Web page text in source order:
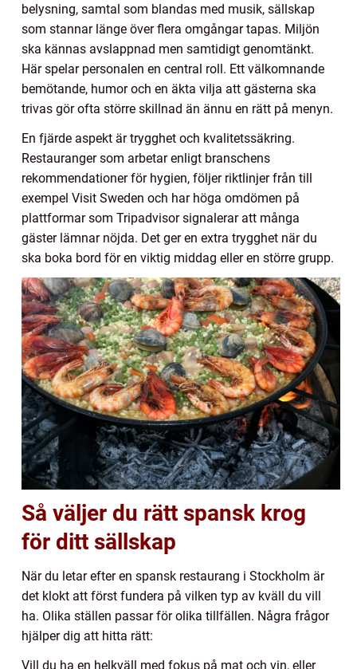
belysning, samtal som blandas med musik, sällskap
som stannar länge över flera omgångar tapas. Miljön
ska kännas avslappnad men samtidigt genomtänkt.
Här spelar personalen en central roll. Ett välkomnande
bemötande, humor och en äkta vilja att gästerna ska
trivas gör ofta större skillnad än ännu en rätt på menyn.
En fjärde aspekt är trygghet och kvalitetssäkring.
Restauranger som arbetar enligt branschens
rekommendationer för hygien, följer riktlinjer från till
exempel Visit Sweden och har höga omdömen på
plattformar som Tripadvisor signalerar att många
gäster lämnar nöjda. Det ger en extra trygghet när du
ska boka bord för en viktig middag eller en större grupp.
Så väljer du rätt spansk krog
för ditt sällskap
När du letar efter en spansk restaurang i Stockholm är
det klokt att först fundera på vilken typ av kväll du vill
ha. Olika ställen passar för olika tillfällen. Några frågor
hjälper dig att hitta rätt:
Vill du ha en helkväll med fokus på mat och vin, eller